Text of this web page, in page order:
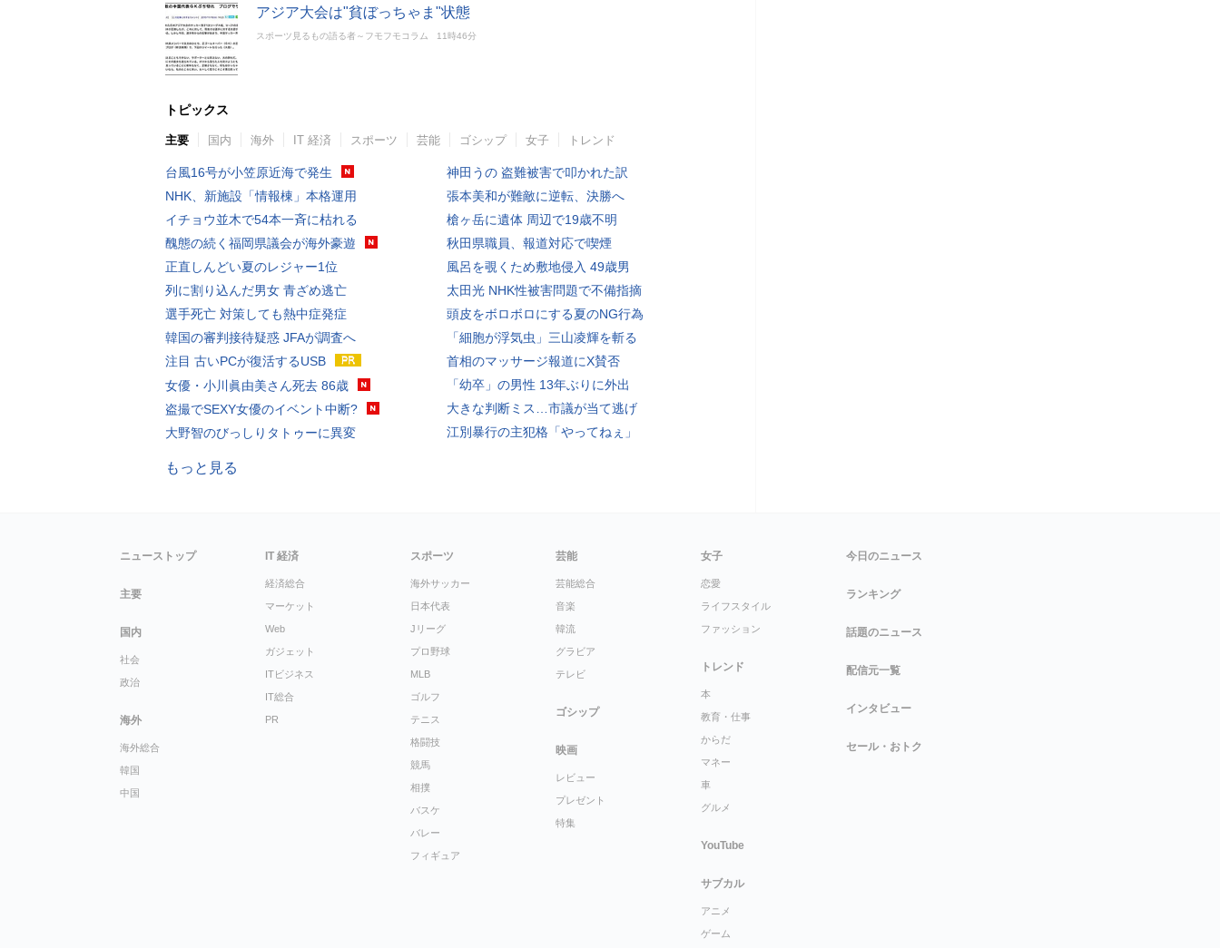
アジア大会は"貧ぼっちゃま"状態
スポーツ見るもの語る者～フモフモコラム 11時46分
トピックス
主要 国内 海外 IT 経済 スポーツ 芸能 ゴシップ 女子 トレンド
台風16号が小笠原近海で発生
NHK、新施設「情報棟」本格運用
イチョウ並木で54本一斉に枯れる
醜態の続く福岡県議会が海外豪遊
正直しんどい夏のレジャー1位
列に割り込んだ男女 青ざめ逃亡
選手死亡 対策しても熱中症発症
韓国の審判接待疑惑 JFAが調査へ
注目 古いPCが復活するUSB
女優・小川眞由美さん死去 86歳
盗撮でSEXY女優のイベント中断?
大野智のびっしりタトゥーに異変
神田うの 盗難被害で叩かれた訳
張本美和が難敵に逆転、決勝へ
槍ヶ岳に遺体 周辺で19歳不明
秋田県職員、報道対応で喫煙
風呂を覗くため敷地侵入 49歳男
太田光 NHK性被害問題で不備指摘
頭皮をボロボロにする夏のNG行為
「細胞が浮気虫」三山凌輝を斬る
首相のマッサージ報道にX賛否
「幼卒」の男性 13年ぶりに外出
大きな判断ミス…市議が当て逃げ
江別暴行の主犯格「やってねぇ」
もっと見る
ニューストップ
主要
国内
社会
政治
海外
海外総合
韓国
中国
IT 経済
経済総合
マーケット
Web
ガジェット
ITビジネス
IT総合
PR
スポーツ
海外サッカー
日本代表
Jリーグ
プロ野球
MLB
ゴルフ
テニス
格闘技
競馬
相撲
バスケ
バレー
フィギュア
芸能
芸能総合
音楽
韓流
グラビア
テレビ
ゴシップ
映画
レビュー
プレゼント
特集
女子
恋愛
ライフスタイル
ファッション
トレンド
本
教育・仕事
からだ
マネー
車
グルメ
YouTube
サブカル
アニメ
ゲーム
今日のニュース
ランキング
話題のニュース
配信元一覧
インタビュー
セール・おトク